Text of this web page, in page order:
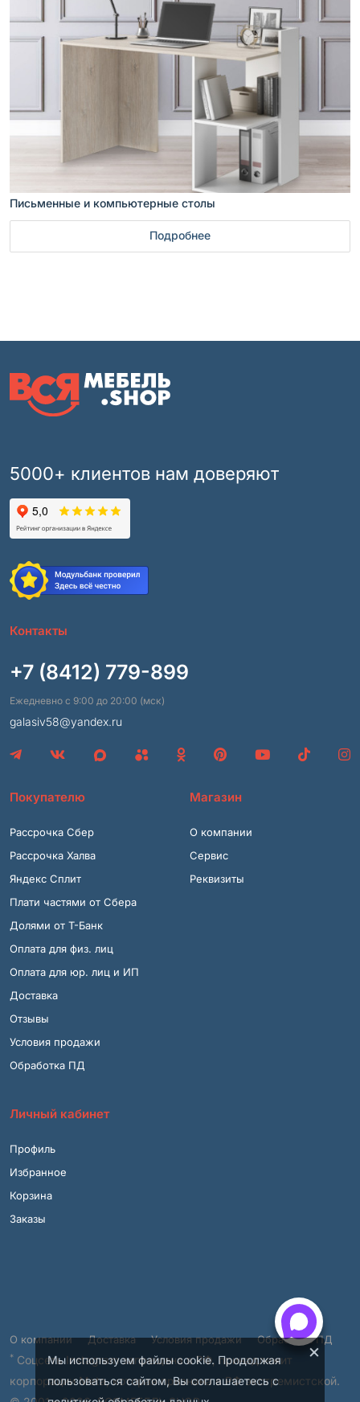
Письменные и компьютерные столы
Подробнее
5000+ клиентов нам доверяют
Контакты
+7 (8412) 779-899
Ежедневно с 9:00 до 20:00 (мск)
galasiv58@yandex.ru
Покупателю
Рассрочка Сбер
Рассрочка Халва
Яндекс Сплит
Плати частями от Сбера
Долями от Т-Банк
Оплата для физ. лиц
Оплата для юр. лиц и ИП
Доставка
Отзывы
Условия продажи
Обработка ПД
Магазин
О компании
Сервис
Реквизиты
Личный кабинет
Профиль
Избранное
Корзина
Заказы
О компании Доставка Условия продажи Обработка ПД
* Соцсеть Instagram запрещена в РФ, принадлежит
корпорации Meta, которая признана в РФ экстремистской.
Мы используем файлы cookie. Продолжая
пользоваться сайтом, Вы соглашаетесь с
×